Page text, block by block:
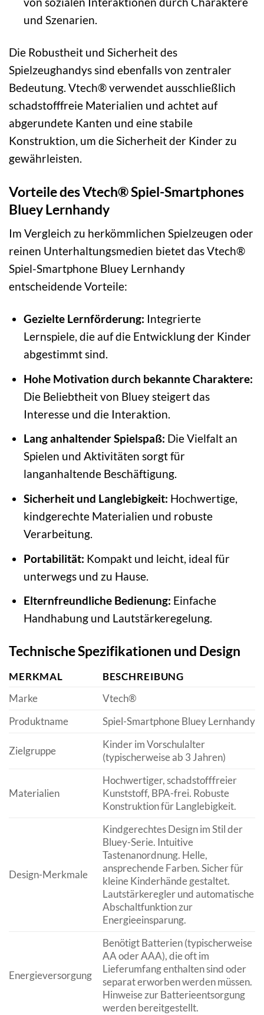
und Szenarien.
Die Robustheit und Sicherheit des
Spielzeughandys sind ebenfalls von zentraler
Bedeutung. Vtech® verwendet ausschließlich
schadstofffreie Materialien und achtet auf
abgerundete Kanten und eine stabile
Konstruktion, um die Sicherheit der Kinder zu
gewährleisten.
Vorteile des Vtech® Spiel-Smartphones
Bluey Lernhandy
Im Vergleich zu herkömmlichen Spielzeugen oder
reinen Unterhaltungsmedien bietet das Vtech®
Spiel-Smartphone Bluey Lernhandy
entscheidende Vorteile:
Gezielte Lernförderung: Integrierte
Lernspiele, die auf die Entwicklung der Kinder
abgestimmt sind.
Hohe Motivation durch bekannte Charaktere:
Die Beliebtheit von Bluey steigert das
Interesse und die Interaktion.
Lang anhaltender Spielspaß: Die Vielfalt an
Spielen und Aktivitäten sorgt für
langanhaltende Beschäftigung.
Sicherheit und Langlebigkeit: Hochwertige,
kindgerechte Materialien und robuste
Verarbeitung.
Portabilität: Kompakt und leicht, ideal für
unterwegs und zu Hause.
Elternfreundliche Bedienung: Einfache
Handhabung und Lautstärkeregelung.
Technische Spezifikationen und Design
MERKMAL
BESCHREIBUNG
Marke
Vtech®
Produktname
Spiel-Smartphone Bluey Lernhandy
Zielgruppe
Kinder im Vorschulalter
(typischerweise ab 3 Jahren)
Materialien
Hochwertiger, schadstofffreier
Kunststoff, BPA-frei. Robuste
Konstruktion für Langlebigkeit.
Design-Merkmale
Kindgerechtes Design im Stil der
Bluey-Serie. Intuitive
Tastenanordnung. Helle,
ansprechende Farben. Sicher für
kleine Kinderhände gestaltet.
Lautstärkeregler und automatische
Abschaltfunktion zur
Energieeinsparung.
Energieversorgung
Benötigt Batterien (typischerweise
AA oder AAA), die oft im
Lieferumfang enthalten sind oder
separat erworben werden müssen.
Hinweise zur Batterieentsorgung
werden bereitgestellt.